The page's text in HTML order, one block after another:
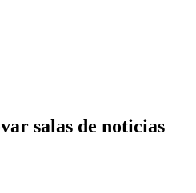
salas de noticias